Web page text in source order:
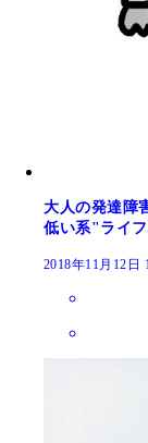
大人の発達障
低い系"ライフ
2018年11月12日